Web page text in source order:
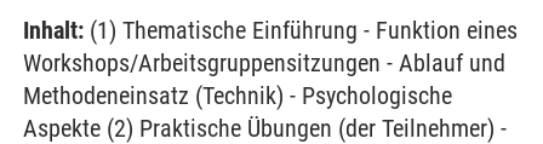
Inhalt: (1) Thematische Einführung - Funktion eines
Workshops/Arbeitsgruppensitzungen - Ablauf und
Methodeneinsatz (Technik) - Psychologische
Aspekte (2) Praktische Übungen (der Teilnehmer) -